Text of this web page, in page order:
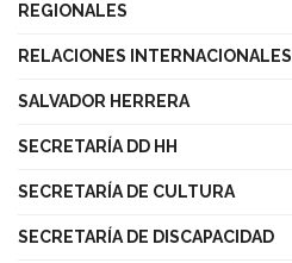
REGIONALES
RELACIONES INTERNACIONALES
SALVADOR HERRERA
SECRETARÍA DD HH
SECRETARÍA DE CULTURA
SECRETARÍA DE DISCAPACIDAD